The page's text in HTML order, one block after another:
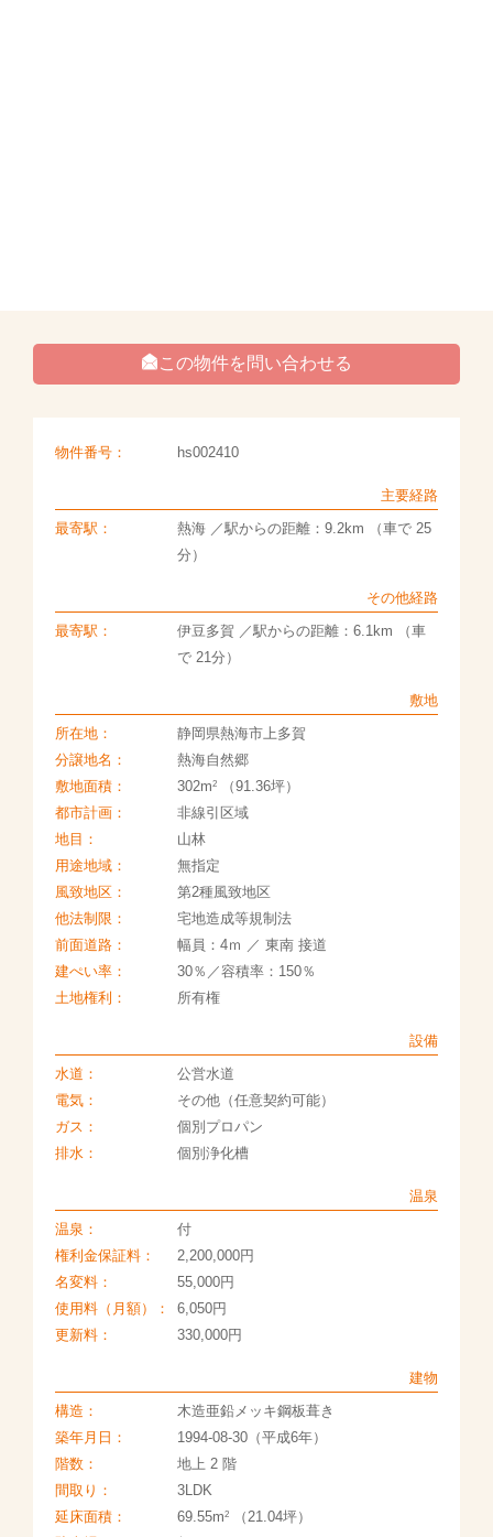
この物件を問い合わせる
物件番号： hs002410
主要経路
最寄駅：
熱海 ／駅からの距離：9.2km （車で 25
分）
その他経路
最寄駅：
伊豆多賀 ／駅からの距離：6.1km （車
で 21分）
敷地
所在地：
静岡県熱海市上多賀
分譲地名：
熱海自然郷
敷地面積：
302m2（91.36坪）
都市計画：
非線引区域
地目：
山林
用途地域：
無指定
風致地区：
第2種風致地区
他法制限：
宅地造成等規制法
前面道路：
幅員：4ｍ ／ 東南 接道
建ぺい率：
30％／容積率：150％
土地権利：
所有権
設備
水道：
公営水道
電気：
その他（任意契約可能）
ガス：
個別プロパン
排水：
個別浄化槽
温泉
温泉：
付
権利金保証料：
2,200,000円
名変料：
55,000円
使用料（月額）：
6,050円
更新料：
330,000円
建物
構造：
木造亜鉛メッキ鋼板葺き
築年月日：
1994-08-30（平成6年）
階数：
地上 2 階
間取り：
3LDK
延床面積：
69.55m2（21.04坪）